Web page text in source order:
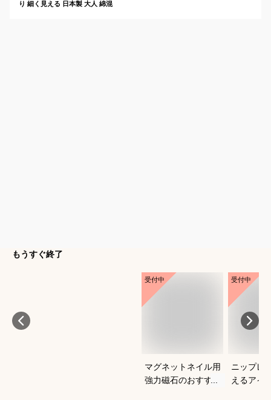
り 細く見える 日本製 大人 綿混
もうすぐ終了
受付中
マグネットネイル用
強力磁石のおすすめ
受付中
ニップレ
えるアイ